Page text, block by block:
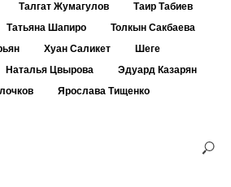
Талгат Жумагулов
Таир Табиев
Татьяна Шапиро
Толкын Сакбаева
Хуан Саликет
Шеге
Наталья Цвырова
Эдуард Казарян
Ярослава Тищенко